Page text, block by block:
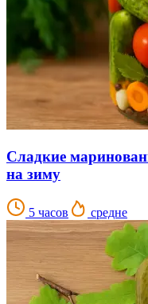
Сладкие
на зиму
5 часов средне